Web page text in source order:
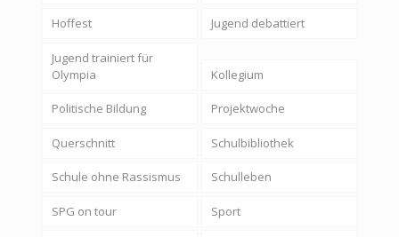
Hoffest Jugend debattiert
Jugend trainiert für
Olympia
Kollegium
Politische Bildung Projektwoche
Querschnitt Schulbibliothek
Schule ohne Rassismus Schulleben
SPG on tour Sport